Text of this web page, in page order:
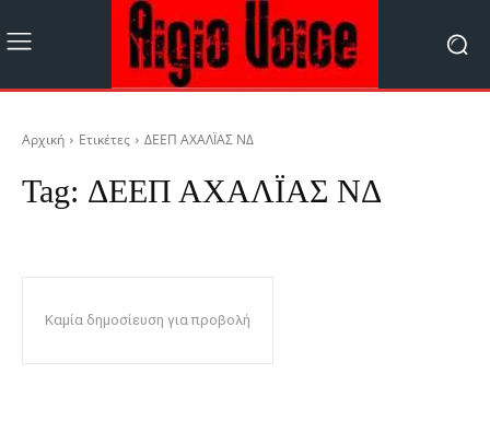
Αρχική Ετικέτες ΔΕΕΠ ΑΧΑΛΪΑΣ ΝΔ
Tag: ΔΕΕΠ ΑΧΑΛΪΑΣ ΝΔ
Καμία δημοσίευση για προβολή